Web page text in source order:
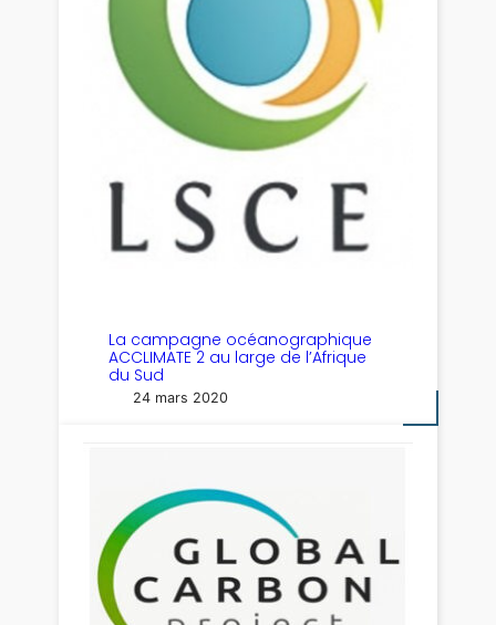
La campagne océanographique
ACCLIMATE 2 au large de l’Afrique
du Sud
24 mars 2020